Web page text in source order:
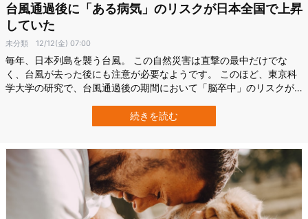
台風通過後に「ある病気」のリスクが日本全国で上昇
していた
未分類 12/12(金) 07:00
毎年、日本列島を襲う台風。 この自然災害は直撃の最中だけでな
く、台風が去った後にも注意が必要なようです。 このほど、東京科
学大学の研究で、台風通過後の期間において「脳卒中」のリスクが
付で科学雑誌『Environment International』に掲載されています。
台風去った後の「脳卒中」リスクとは？ これまで、自然災害と健
続きを読む